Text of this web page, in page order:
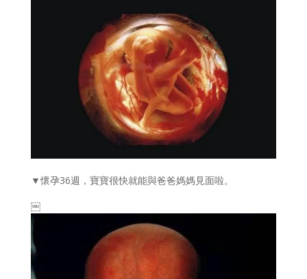
▼懷孕36週，寶寶很快就能與爸爸媽媽見面啦。
￼